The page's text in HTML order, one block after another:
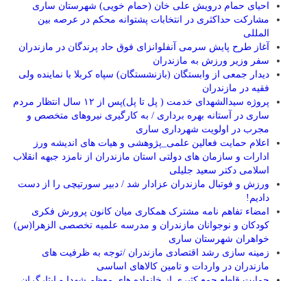
احیای حمام درویش علی خان (حمام خویی) شهرستان ساری
مشارکت حداکثری در انتخابات پشتوانه محکم در عرصه بین
المللی
آغاز طرح پایش سرمی آنفلوانزای فوق حاد پرندگان در مازندران
سفر وزیر ورزش به مازندران
دیدار جمعی از وابستگان (بازنشستگان) سپاه کربلا با نماینده ولی
فقیه در مازندران
پروژه سیدالشهدای خدمت ( پل تا پل)پس از ۱۲ سال انتظار مردم
ساری در آستانه بهره برداری / به کارگیری نیروهای متخصص و
مجرب در اولویت شهرداری ساری
اعلام حمایت فعالین علمی_پژوهشی و هیات های اندیشه ورز
ادارات و سازمان های دولتی استان مازندران از نامزد جبهه انقلاب
اسلامی دکتر سعید جلیلی
ورزش و فوتبال مازندران عزادار شد / دبیر سورتیچی را از دست
دادیم!
امضاء تفاهم نامه مشترک همکاری میان کانون پرورش فکری
کودکان و نوجوانان مازندران و مدرسه علمیه تخصصی الزهرا(س)
خواهران شهرستان ساری
زمینه سازی رشد اقتصادی مازندران /توجه به ظرفیت های
مازندران در واردات و تامین کالاهای اساسی